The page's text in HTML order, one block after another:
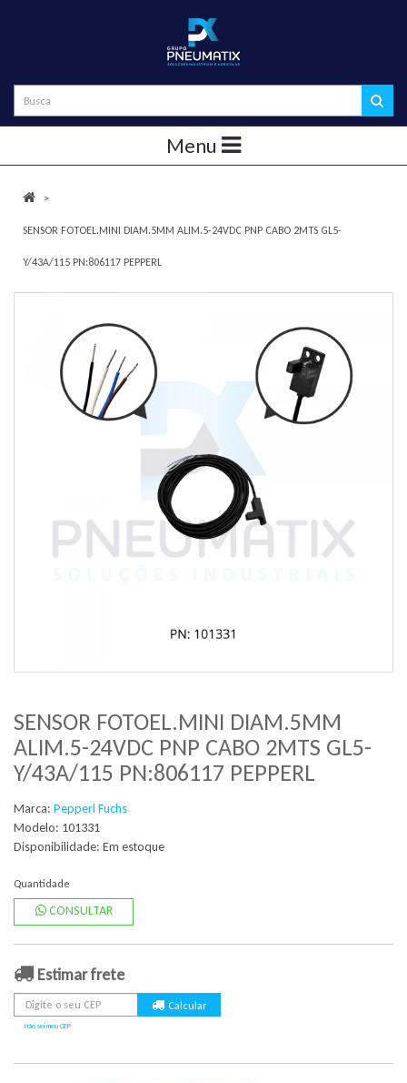
Menu
SENSOR FOTOEL.MINI DIAM.5MM ALIM.5-24VDC PNP CABO 2MTS GL5-
Y/43A/115 PN:806117 PEPPERL
SENSOR FOTOEL.MINI DIAM.5MM
ALIM.5-24VDC PNP CABO 2MTS GL5-
Y/43A/115 PN:806117 PEPPERL
Marca: Pepperl Fuchs
Modelo: 101331
Disponibilidade: Em estoque
Quantidade
CONSULTAR
Estimar frete
Não sei meu CEP